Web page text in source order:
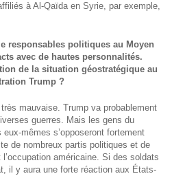
à Al-Qaïda en Syrie, par exemple,
responsables politiques au Moyen
avec de hautes personnalités.
de la situation géostratégique au
Trump ?
mauvaise. Trump va probablement
guerres. Mais les gens du
mêmes s’opposeront fortement
de nombreux partis politiques et de
américaine. Si des soldats
il y aura une forte réaction aux États-